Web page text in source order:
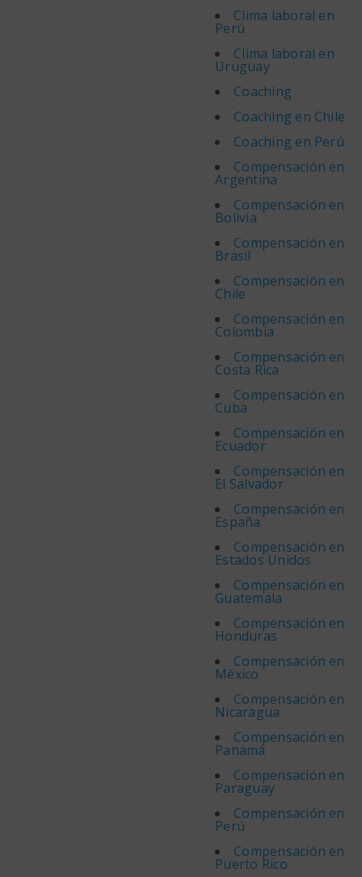
Clima laboral en
Perú
Clima laboral en
Uruguay
Coaching
Coaching en Chile
Coaching en Perú
Compensación en
Argentina
Compensación en
Bolivia
Compensación en
Brasil
Compensación en
Chile
Compensación en
Colombia
Compensación en
Costa Rica
Compensación en
Cuba
Compensación en
Ecuador
Compensación en
El Salvador
Compensación en
España
Compensación en
Estados Unidos
Compensación en
Guatemala
Compensación en
Honduras
Compensación en
México
Compensación en
Nicaragua
Compensación en
Panamá
Compensación en
Paraguay
Compensación en
Perú
Compensación en
Puerto Rico